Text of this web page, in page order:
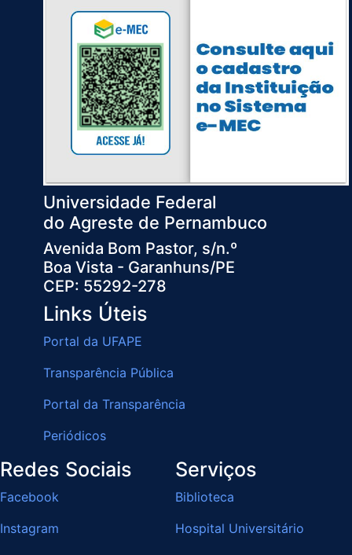
Universidade Federal
do Agreste de Pernambuco
Avenida Bom Pastor, s/n.º
Boa Vista - Garanhuns/PE
CEP: 55292-278
Links Úteis
Portal da UFAPE
Transparência Pública
Portal da Transparência
Periódicos
Redes Sociais
Facebook
Instagram
Serviços
Biblioteca
Hospital Universitário